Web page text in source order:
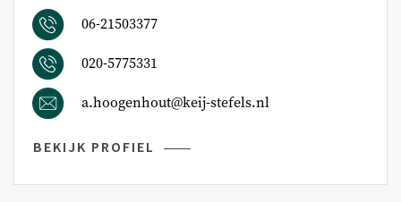
06-21503377
020-5775331
a.hoogenhout@keij-stefels.nl
BEKIJK PROFIEL